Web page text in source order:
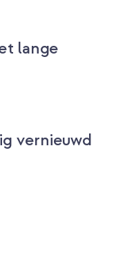
lange
vernieuwd